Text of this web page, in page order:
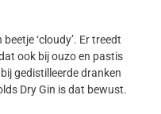
‘cloudy’. Er treedt
ook bij ouzo en pastis
gedistilleerde dranken
Dry Gin is dat bewust.